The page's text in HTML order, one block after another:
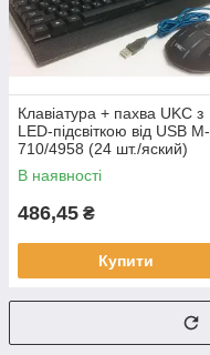
Клавіатура + пахва UKC з
LED-підсвіткою від USB M-
710/4958 (24 шт./яский)
В наявності
486,45 ₴
Купити